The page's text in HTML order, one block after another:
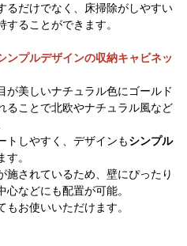
るだけでなく、床掃除がしやすい
ることができます。
ンプルデザインの収納キャビネッ
が美しいナチュラル色にゴールド
ることで北欧やナチュラル風など
トしやすく、デザインもシンプル
。
施されているため、壁にぴったり
などにも配置が可能。
お使いいただけます。